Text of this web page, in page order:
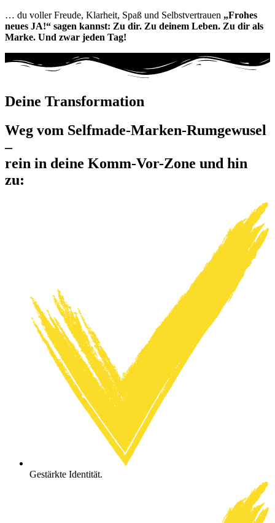
… du voller Freude, Klarheit, Spaß und Selbstvertrauen „Frohes
neues JA!“ sagen kannst: Zu dir. Zu deinem Leben. Zu dir als
Marke. Und zwar jeden Tag!
Deine Transformation
Weg vom Selfmade-Marken-Rumgewusel
–
rein in deine Komm-Vor-Zone und hin
zu:
Gestärkte Identität.